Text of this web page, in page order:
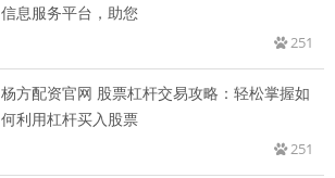
信息服务平台，助您
251
杨方配资官网 股票杠杆交易攻略：轻松掌握如
何利用杠杆买入股票
251